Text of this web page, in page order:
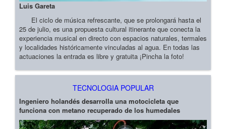
Luis Gareta
El ciclo de música refrescante, que se prolongará hasta el
25 de julio, es una propuesta cultural itinerante que conecta la
experiencia musical en directo con espacios naturales, termales
y localidades históricamente vinculadas al agua. En todas las
actuaciones la entrada es libre y gratuita ¡Pincha la foto!
TECNOLOGIA POPULAR
Ingeniero holandés desarrolla una motocicleta que
funciona con metano recuperado de los humedales